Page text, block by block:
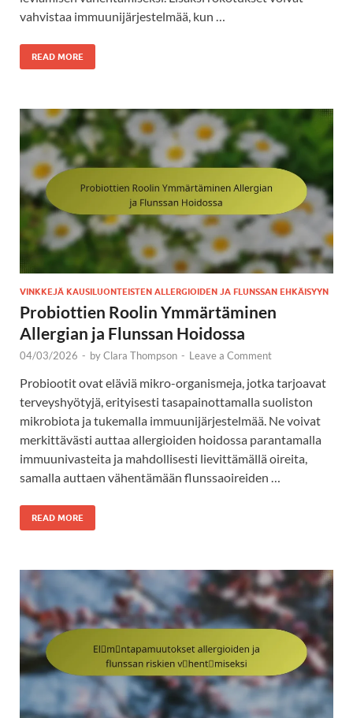
vahvistaa immuunijärjestelmää, kun …
READ MORE
VINKKEJÄ KAUSILUONTEISTEN ALLERGIOIDEN JA FLUNSSAN EHKÄISYYN
Probiottien Roolin Ymmärtäminen
Allergian ja Flunssan Hoidossa
04/03/2026 - byClara Thompson - Leave a Comment
Probiootit ovat eläviä mikro-organismeja, jotka tarjoavat
terveyshyötyjä, erityisesti tasapainottamalla suoliston
mikrobiota ja tukemalla immuunijärjestelmää. Ne voivat
merkittävästi auttaa allergioiden hoidossa parantamalla
immuunivasteita ja mahdollisesti lievittämällä oireita,
samalla auttaen vähentämään flunssaoireiden …
READ MORE